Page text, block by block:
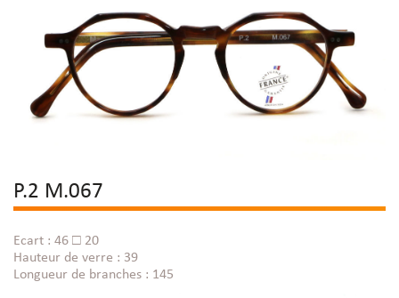
P.2 M.067
Ecart : 46 □ 20
Hauteur de verre : 39
Longueur de branches : 145